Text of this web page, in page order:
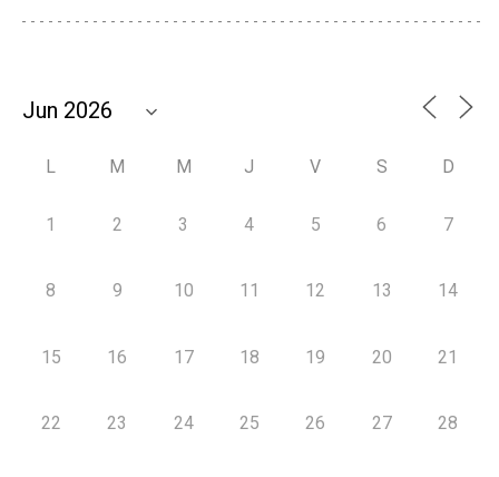
L M M J V S D
1 2 3 4 5 6 7
8 9 10 11 12 13 14
15 16 17 18 19 20 21
22 23 24 25 26 27 28